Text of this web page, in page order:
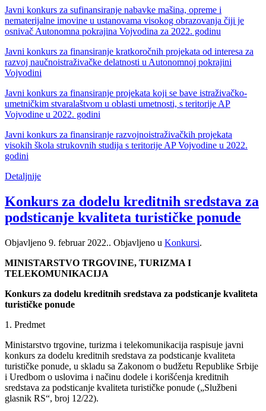
Javni konkurs za sufinansiranje nabavke mašina, opreme i
nematerijalne imovine u ustanovama visokog obrazovanja čiji je
osnivač Autonomna pokrajina Vojvodina za 2022. godinu
Javni konkurs za finansiranje kratkoročnih projekata od interesa za
razvoj naučnoistraživačke delatnosti u Autonomnoj pokrajini
Vojvodini
Javni konkurs za finansiranje projekata koji se bave istraživačko-
umetničkim stvaralaštvom u oblasti umetnosti, s teritorije AP
Vojvodine u 2022. godini
Javni konkurs za finansiranje razvojnoistraživačkih projekata
visokih škola strukovnih studija s teritorije AP Vojvodine u 2022.
godini
Detaljnije
Konkurs za dodelu kreditnih sredstava za
podsticanje kvaliteta turističke ponude
Objavljeno 9. februar 2022.. Objavljeno u Konkursi.
MINISTARSTVO TRGOVINE, TURIZMA I
TELEKOMUNIKACIJA
Konkurs za dodelu kreditnih sredstava za podsticanje kvaliteta
turističke ponude
1. Predmet
Ministarstvo trgovine, turizma i telekomunikacija raspisuje javni
konkurs za dodelu kreditnih sredstava za podsticanje kvaliteta
turističke ponude, u skladu sa Zakonom o budžetu Republike Srbije
i Uredbom o uslovima i načinu dodele i korišćenja kreditnih
sredstava za podsticanje kvaliteta turističke ponude („Službeni
glasnik RS“, broj 12/22).